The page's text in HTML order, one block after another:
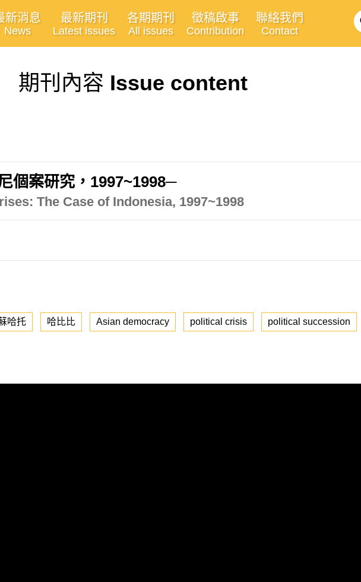
新消息
News
最新期刊
Latest issues
各期期刊
All issues
徵稿啟事
Contribution
聯絡我們
Contact
期刊內容 Issue content
個案研究，1997~1998─
The Case of Indonesia, 1997~1998
哈托 哈比比 Asian democracy political crisis political succession